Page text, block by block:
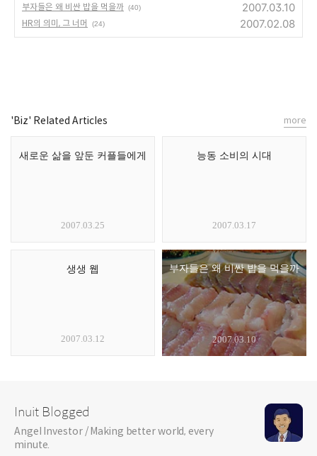
부자들은 왜 비싼 밥을 먹을까 (40) 2007.03.10
HR의 의미, 그 너머 (24) 2007.02.08
'Biz' Related Articles
새로운 삶을 앞둔 커플들에게
2007.03.25
능동 소비의 시대
2007.03.17
생생 웹
2007.03.12
부자들은 왜 비싼 밥을 먹을까
2007.03.10
more
Inuit Blogged
Angel Investor / Making better world, every
minute.